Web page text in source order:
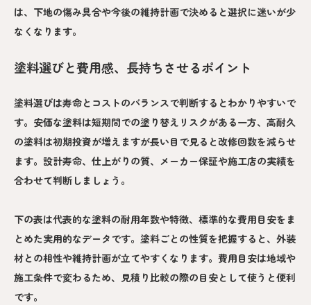
は、下地の傷み具合や今後の維持計画で決めると選択に迷いが少
なくなります。
塗料選びと費用感、長持ちさせるポイント
塗料選びは寿命とコストのバランスで判断するとわかりやすいで
す。安価な塗料は短期間での塗り替えリスクがある一方、高耐久
の塗料は初期投資が増えますが長い目で見ると改修回数を減らせ
ます。設計寿命、仕上がりの質、メーカー保証や施工店の実績を
合わせて判断しましょう。
下の表は代表的な塗料の耐用年数や特徴、標準的な費用目安をま
とめた実用的なデータです。塗料ごとの性質を把握すると、外装
材との相性や維持計画が立てやすくなります。費用目安は地域や
施工条件で変わるため、見積り比較の際の目安として使うと便利
です。